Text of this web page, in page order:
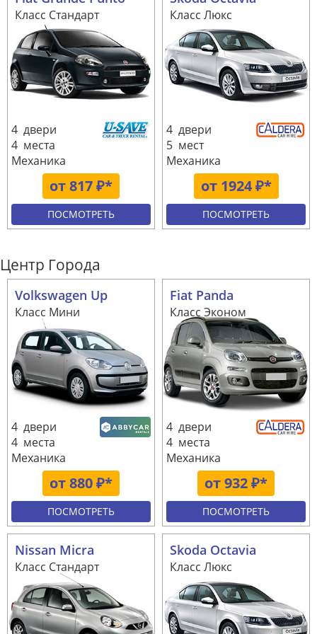
Класс Стандарт
от 817 ₽*
4 двери
4 места
Механика
ПОСМОТРЕТЬ
Класс Люкс
от 1924 ₽*
4 двери
5 мест
Механика
ПОСМОТРЕТЬ
Центр Города
Volkswagen Up
Класс Мини
от 880 ₽*
4 двери
4 места
Механика
ПОСМОТРЕТЬ
Fiat Panda
Класс Эконом
от 932 ₽*
4 двери
4 места
Механика
ПОСМОТРЕТЬ
Nissan Micra
Класс Стандарт
Skoda Octavia
Класс Люкс